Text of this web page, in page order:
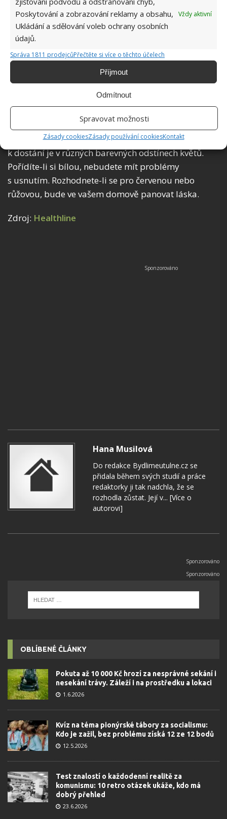
Poskytování a zobrazování reklamy a obsahu,
Ukládání a sdělování voleb ochrany osobních
údajů.
Vždy aktivní
Správa 1811 prodejcůPřečtěte si více o těchto účelech
Příjmout
Odmítnout
Spravovat možnosti
Zásady cookiesZásady používání cookiesKontakt
Jemné bílé květy toulcovky připomínají ženský klín,
také proto je rostlina velmi často spojována
s ženstvím a štěstím v oblasti rodiny. Zároveň je také
považována za indikátor atmosféry – pokud vadne,
nachází se v konfliktním prostředí, naopak roste-li a
kvete, znamená to, že je atmosféra pozitivní.
Pelargónie chrání domácnost před nepřízní –
k dostání je v různých barevných odstínech květů.
Pořídíte-li si bílou, nebudete mít problémy
s usnutím. Rozhodnete-li se pro červenou nebo
růžovou, bude ve vašem domově panovat láska.
Zdroj: Healthline
Hana Musilová
Do redakce Bydlimeutulne.cz se
přidala během svých studií a práce
redaktorky ji tak nadchla, že se
rozhodla zůstat. Její v... [Více o
autorovi]
OBLÍBENÉ ČLÁNKY
Pokuta až 10 000 Kč hrozí za nesprávné sekání i
nesekání trávy. Záleží i na prostředku a lokaci
1.6.2026
Kvíz na téma pionýrské tábory za socialismu:
Kdo je zažil, bez problému získá 12 ze 12 bodů
12.5.2026
Test znalostí o každodenní realitě za
komunismu: 10 retro otázek ukáže, kdo má
dobrý přehled
23.6.2026